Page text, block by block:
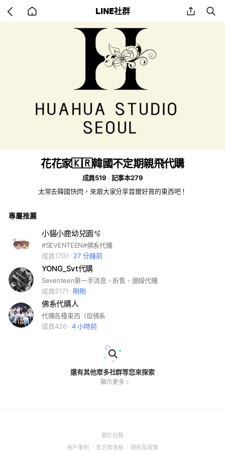
back
to
LINE社群 share
花花家🇰🇷韓國不定期親飛代購
成員519
記事本279
太常去韓國快閃，來跟大家分享首爾好買的東西吧！
專屬推薦
小貓小鹿幼兒園🫧
#SEVENTEEN#佛系代購
成員1707
27 分鐘前
YONG_Svt代購
Seventeen第一手消息、拆售、連線代購
成員2171
剛剛
佛系代購人
代購各種東西（但佛系
成員426
4 小時前
還有其他眾多社群等您來探索
顯示更多
關於社群(Open
用戶準則 (Open
官方部落格 (Open
規則及政策(Open